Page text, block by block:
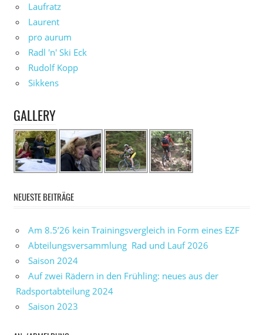
Laufratz
Laurent
pro aurum
Radl 'n' Ski Eck
Rudolf Kopp
Sikkens
GALLERY
NEUESTE BEITRÄGE
Am 8.5’26 kein Trainingsvergleich in Form eines EZF
Abteilungsversammlung Rad und Lauf 2026
Saison 2024
Auf zwei Rädern in den Frühling: neues aus der
Radsportabteilung 2024
Saison 2023